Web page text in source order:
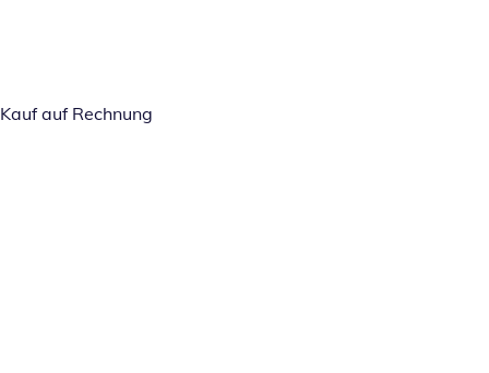
Kauf auf Rechnung